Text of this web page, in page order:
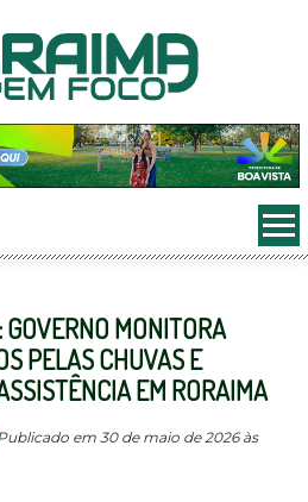
MONITORA
PELAS CHUVAS E
EM RORAIMA
em 30 de maio de 2026 às